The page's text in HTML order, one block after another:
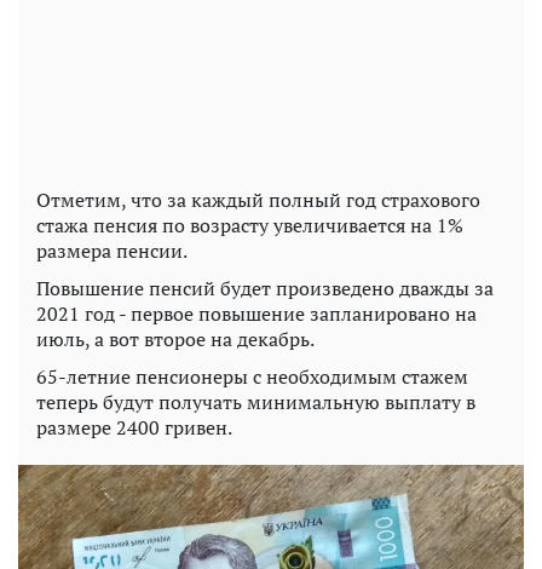
Отметим, что за каждый полный год страхового
стажа пенсия по возрасту увеличивается на 1%
размера пенсии.
Повышение пенсий будет произведено дважды за
2021 год - первое повышение запланировано на
июль, а вот второе на декабрь.
65-летние пенсионеры с необходимым стажем
теперь будут получать минимальную выплату в
размере 2400 гривен.